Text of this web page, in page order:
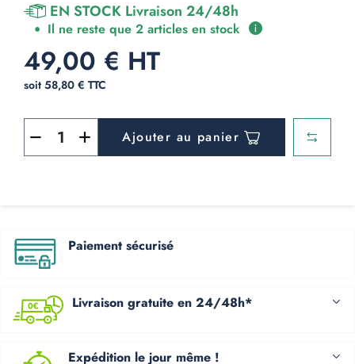
EN STOCK Livraison 24/48h
Il ne reste que 2 articles en stock
49,00 € HT
soit 58,80 € TTC
Ajouter au panier
Paiement sécurisé
Livraison gratuite en 24/48h*
Expédition le jour même !